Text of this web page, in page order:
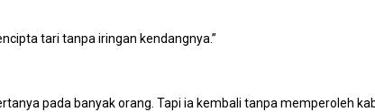
tari tanpa iringan kendangnya.”
pada banyak orang. Tapi ia kembali tanpa memperoleh